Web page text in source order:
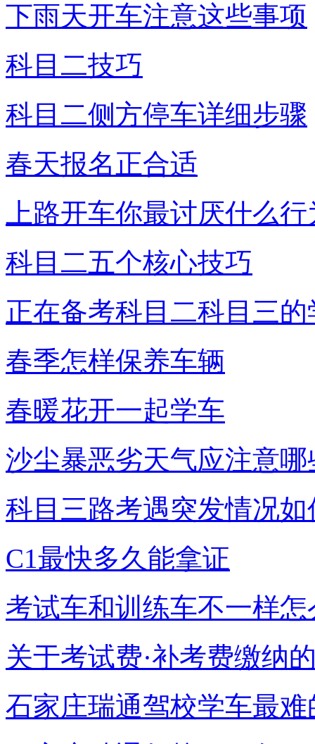
下雨天开车注意这些事项
科目二技巧
科目二侧方停车详细步骤
春天报名正合适
上路开车你最讨厌什么行
科目二五个核心技巧
正在备考科目二科目三
春季怎样保养车辆
春暖花开一起学车
沙尘暴恶劣天气应注意
科目三路考遇突发情况
C1最快多久能拿证
考试车和训练车不一样怎
关于考试费·补考费缴纳
石家庄瑞通驾校学车最